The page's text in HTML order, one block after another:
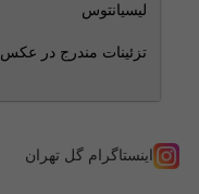
لیسیانتوس
تزئینات مندرج در عکس
اینستاگرام گل تهران